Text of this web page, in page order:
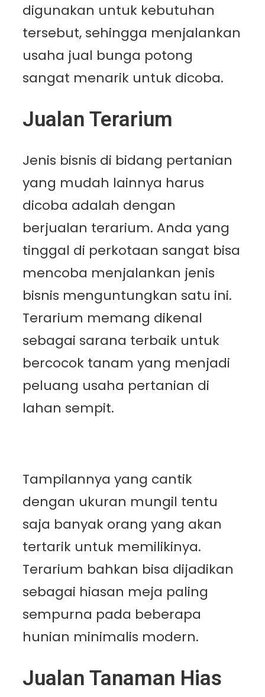
digunakan untuk kebutuhan
tersebut, sehingga menjalankan
usaha jual bunga potong
sangat menarik untuk dicoba.
Jualan Terarium
Jenis bisnis di bidang pertanian
yang mudah lainnya harus
dicoba adalah dengan
berjualan terarium. Anda yang
tinggal di perkotaan sangat bisa
mencoba menjalankan jenis
bisnis menguntungkan satu ini.
Terarium memang dikenal
sebagai sarana terbaik untuk
bercocok tanam yang menjadi
peluang usaha pertanian di
lahan sempit.
Tampilannya yang cantik
dengan ukuran mungil tentu
saja banyak orang yang akan
tertarik untuk memilikinya.
Terarium bahkan bisa dijadikan
sebagai hiasan meja paling
sempurna pada beberapa
hunian minimalis modern.
Jualan Tanaman Hias